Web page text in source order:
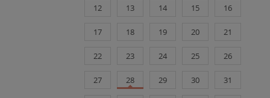
12 13 14 15 16
17 18 19 20 21
22 23 24 25 26
27 28 29 30 31